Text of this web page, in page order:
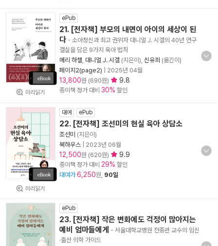
미리읽기
ePub
21. [전자책] 부모의 내면이 아이의 세상이 된
다 - 소아정신과 최고 권위자 대니얼 J. 시겔의 40년 연구
결실을 담은 9가지 육아 법칙
메리 하첼 대니얼 J. 시겔 (지은이), 신유희 (옮긴이)
페이지2(page2)
2025년 04월
13,800원 (690원) 9.8
종이책 정가 대비 30% 할인
미리읽기
대여 ePub
22. [전자책] 조선미의 현실 육아 상담소
조선미 (지은이)
북하우스
2023년 06월
12,500원 (620원) 9.9
종이책 정가 대비 29% 할인
대여가 6,250원, 90일
ePub
23. [전자책] 작은 변화에도 걱정이 많아지는
예비 엄마들에게 - 서울대학교병원 전종관 교수의 임신
·출산 의학 가이드